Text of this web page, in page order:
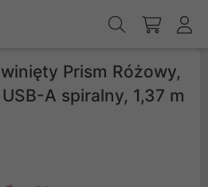
Prism Różowy,
A spiralny, 1,37 m